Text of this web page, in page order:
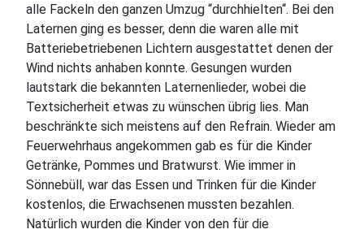
alle Fackeln den ganzen Umzug “durchhielten“. Bei den
Laternen ging es besser, denn die waren alle mit
Batteriebetriebenen Lichtern ausgestattet denen der
Wind nichts anhaben konnte. Gesungen wurden
lautstark die bekannten Laternenlieder, wobei die
Textsicherheit etwas zu wünschen übrig lies. Man
beschränkte sich meistens auf den Refrain. Wieder am
Feuerwehrhaus angekommen gab es für die Kinder
Getränke, Pommes und Bratwurst. Wie immer in
Sönnebüll, war das Essen und Trinken für die Kinder
kostenlos, die Erwachsenen mussten bezahlen.
Natürlich wurden die Kinder von den für die